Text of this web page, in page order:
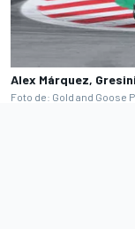
Alex Márquez,
Foto de: Gold and Goose